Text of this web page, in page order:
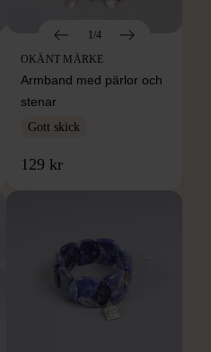
1/4
OKÄNT MÄRKE
Armband med pärlor och
stenar
Gott skick
129 kr